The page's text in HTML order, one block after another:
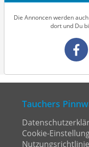
Die Annoncen werden
dort und Du
Tauchers
Cookie-